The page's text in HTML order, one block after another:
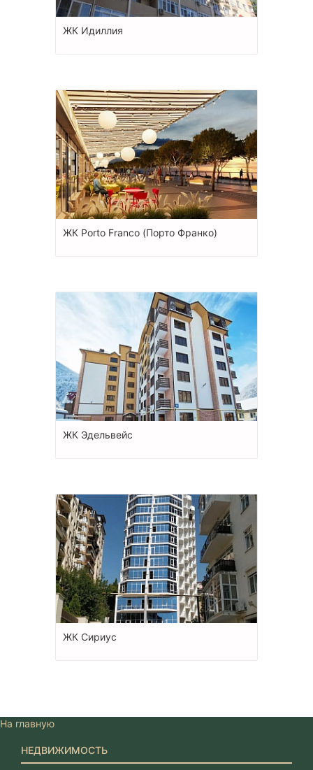
ЖК Идиллия
ЖК Porto Franco (Порто Франко)
ЖК Эдельвейс
ЖК Сириус
На главную
НЕДВИЖИМОСТЬ